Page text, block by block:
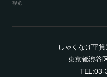
観光
しゃくなげ平
東京都渋谷
TEL:03-